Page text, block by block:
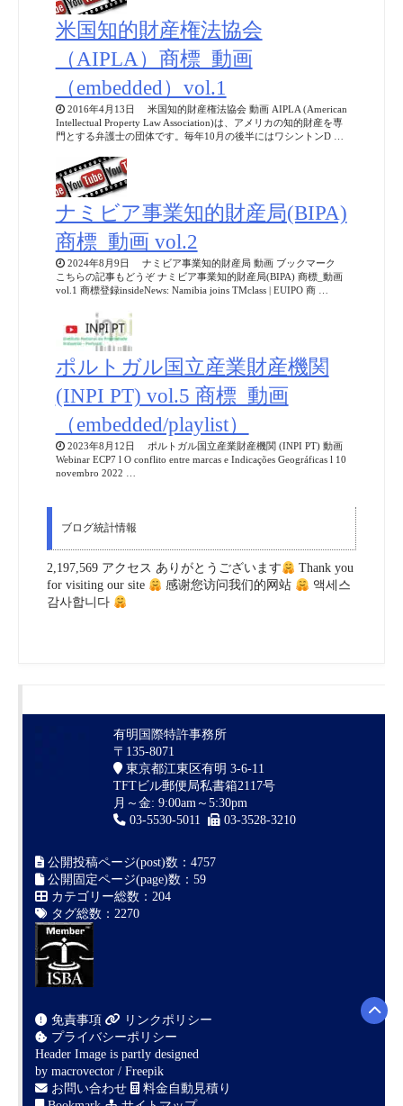
米国知的財産権法協会
（AIPLA）商標_動画
（embedded）vol.1
2016年4月13日 米国知的財産権法協会 動画 AIPLA (American
Intellectual Property Law Association)は、アメリカの知的財産を専
門とする弁護士の団体です。毎年10月の後半にはワシントンD …
ナミビア事業知的財産局(BIPA)
商標_動画 vol.2
2024年8月9日 ナミビア事業知的財産局 動画 ブックマーク
こちらの記事もどうぞ ナミビア事業知的財産局(BIPA) 商標_動画
vol.1 商標登録insideNews: Namibia joins TMclass | EUIPO 商 …
ポルトガル国立産業財産機関
(INPI PT) vol.5 商標_動画
（embedded/playlist）
2023年8月12日 ポルトガル国立産業財産機関 (INPI PT) 動画
Webinar ECP7 l O conflito entre marcas e Indicações Geográficas l 10
novembro 2022 …
ブログ統計情報
2,197,569 アクセス ありがとうございます
Thank you
for visiting our site
感谢您访问我们的网站
액세스
감사합니다
有明国際特許事務所
〒135-8071
東京都江東区有明 3-6-11
TFTビル郵便局私書箱2117号
月～金: 9:00am～5:30pm
03-5530-5011
03-3528-3210
公開投稿ページ(post)数：4757
公開固定ページ(page)数：59
カテゴリー総数：204
タグ総数：2270
免責事項
リンクポリシー
プライバシーポリシー
Header Image is partly designed
by macrovector / Freepik
お問い合わせ
料金自動見積り